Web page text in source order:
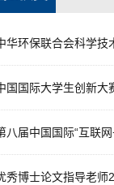
华环保联合会科学技
国国际大学生创新
八届中国国际“互联
秀博士论文指导老师